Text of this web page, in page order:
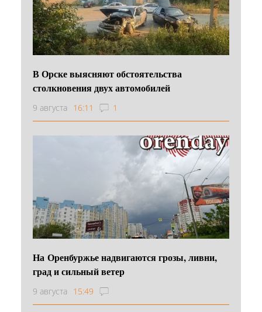
В Орске выясняют обстоятельства
столкновения двух автомобилей
9 августа 16:11 1
На Оренбуржье надвигаются грозы, ливни,
град и сильный ветер
9 августа 15:49